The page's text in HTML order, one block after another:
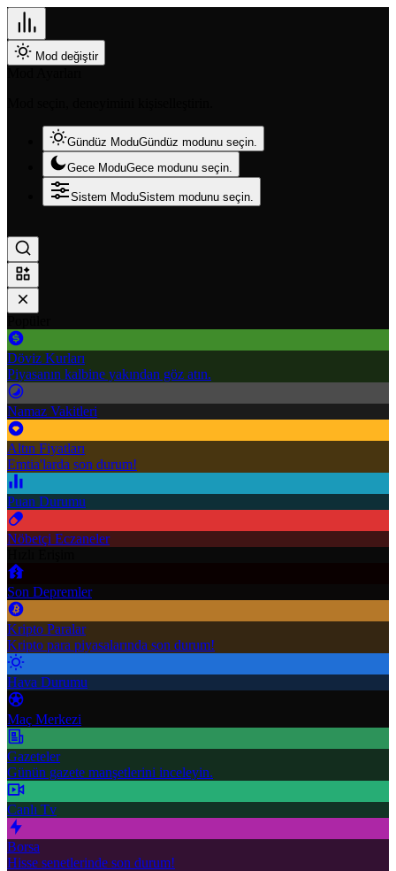
Mod değiştir
Gündüz ModuGündüz modunu seçin.
Gece ModuGece modunu seçin.
Sistem ModuSistem modunu seçin.
Döviz Kurları
Piyasanın kalbine yakından göz atın.
Namaz Vakitleri
Altın Fiyatları
Emtia'larda son durum!
Puan Durumu
Nöbetçi Eczaneler
Son Depremler
Kripto Paralar
Kripto para piyasalarında son durum!
Hava Durumu
Maç Merkezi
Gazeteler
Günün gazete manşetlerini inceleyin.
Canlı Tv
Borsa
Hisse senetlerinde son durum!